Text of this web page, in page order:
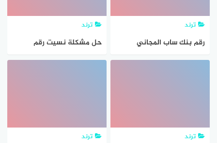
ترند
رقم بنك ساب المجاني
الموحد استعلام شكاوى حجز
ترند
حل مشكلة نسيت رقم
المشترك في قياس ورقم
ترند ترند